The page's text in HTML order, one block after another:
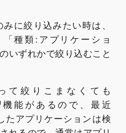
に絞り込みたい時は、
「種類:アプリケーショ
いずれかで絞り込むこと
て絞りこまなくても
機能があるので、最近
たアプリケーションは検